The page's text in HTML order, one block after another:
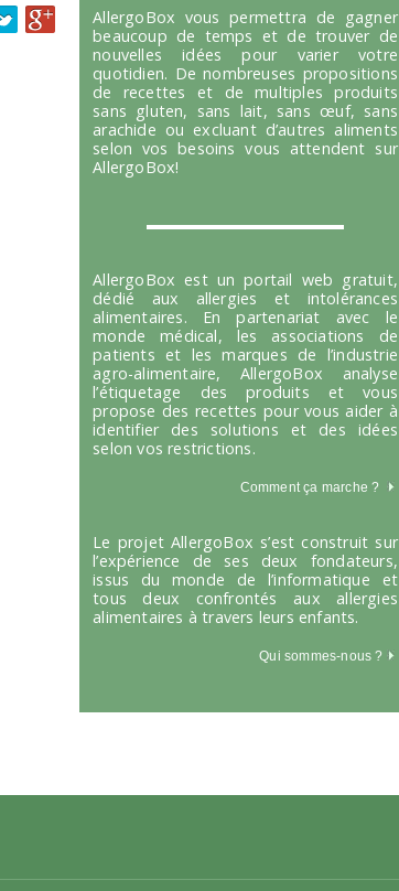
AllergoBox vous permettra de gagner
beaucoup de temps et de trouver de
nouvelles idées pour varier votre
quotidien. De nombreuses propositions
de recettes et de multiples produits
sans gluten, sans lait, sans œuf, sans
arachide ou excluant d’autres aliments
selon vos besoins vous attendent sur
AllergoBox!
AllergoBox est un portail web gratuit,
dédié aux allergies et intolérances
alimentaires. En partenariat avec le
monde médical, les associations de
patients et les marques de l’industrie
agro-alimentaire, AllergoBox analyse
l’étiquetage des produits et vous
propose des recettes pour vous aider à
identifier des solutions et des idées
selon vos restrictions.
Comment ça marche ?
Le projet AllergoBox s’est construit sur
l’expérience de ses deux fondateurs,
issus du monde de l’informatique et
tous deux confrontés aux allergies
alimentaires à travers leurs enfants.
Qui sommes-nous ?